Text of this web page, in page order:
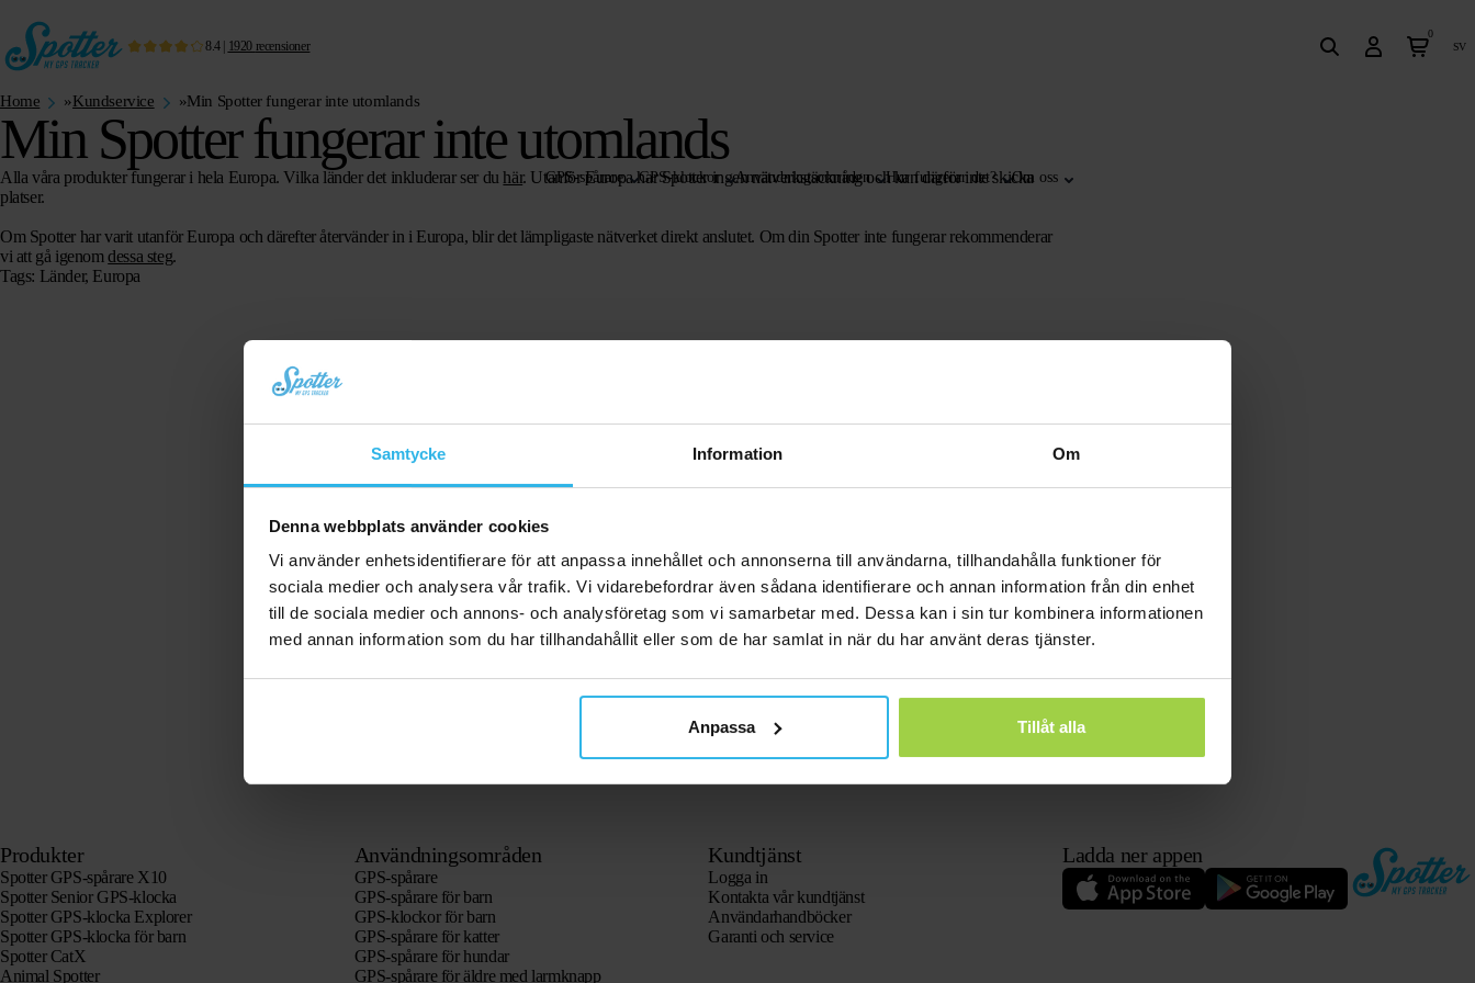
Samtycke Information Om
Denna webbplats använder cookies
Vi använder enhetsidentifierare för att anpassa innehållet och annonserna till användarna, tillhandahålla funktioner för
sociala medier och analysera vår trafik. Vi vidarebefordrar även sådana identifierare och annan information från din enhet
till de sociala medier och annons- och analysföretag som vi samarbetar med. Dessa kan i sin tur kombinera informationen
med annan information som du har tillhandahållit eller som de har samlat in när du har använt deras tjänster.
Anpassa Tillåt alla
8.4| 1920 recensioner
GPS-spårare GPS-klockor Användningsområden Hur fungerar det? Om oss
0
sv
Home »Kundservice »Min Spotter fungerar inte utomlands
Min Spotter fungerar inte utomlands
Alla våra produkter fungerar i hela Europa. Vilka länder det inkluderar ser du här. Utanför Europa har Spotter ingen nätverkstäckning och kan därför inte skicka
platser.
Om Spotter har varit utanför Europa och därefter återvänder in i Europa, blir det lämpligaste nätverket direkt anslutet. Om din Spotter inte fungerar rekommenderar
vi att gå igenomdessa steg.
Tags: Länder, Europa
Produkter
Spotter GPS-spårare X10
Spotter Senior GPS-klocka
Spotter GPS-klocka Explorer
Spotter GPS-klocka för barn
Spotter CatX
Animal Spotter
Användningsområden
GPS-spårare
GPS-spårare för barn
GPS-klockor för barn
GPS-spårare för katter
GPS-spårare för hundar
GPS-spårare för äldre med larmknapp
Kundtjänst
Logga in
Kontakta vår kundtjänst
Användarhandböcker
Garanti och service
Ladda ner appen